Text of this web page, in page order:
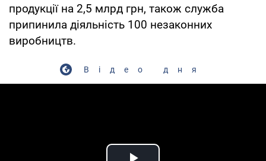
продукції на 2,5 млрд грн, також служба
припинила діяльність 100 незаконних
виробництв.
Відео дня